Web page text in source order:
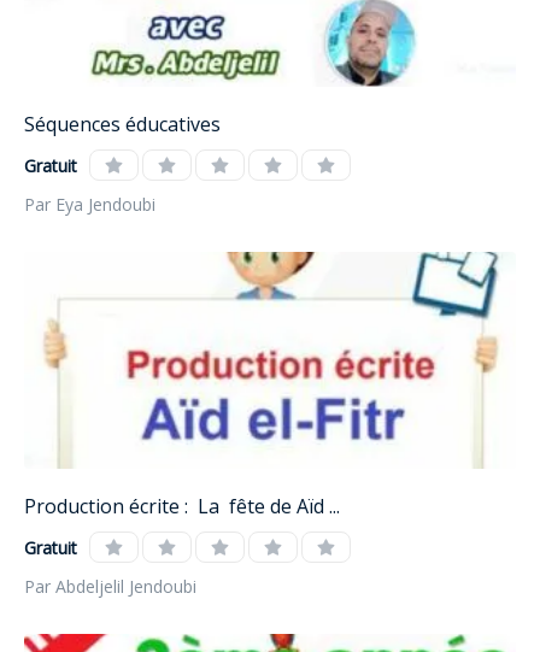
Séquences éducatives
Gratuit
Par Eya Jendoubi
Production écrite : La fête de Aïd ...
Gratuit
Par Abdeljelil Jendoubi